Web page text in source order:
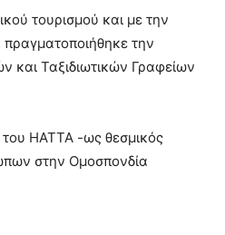
τουρισμού και με την
την
και Ταξιδιωτικών Γραφείων
του ΗΑΤΤΑ -ως θεσμικός
στην Ομοσπονδία